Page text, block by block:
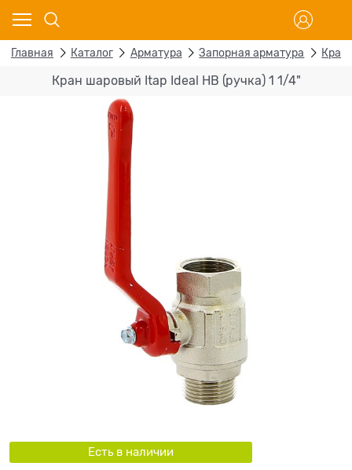
Главная Каталог Арматура Запорная арматура
Кран шаровый Itap Ideal НВ (ручка) 1 1/4"
Есть в наличии